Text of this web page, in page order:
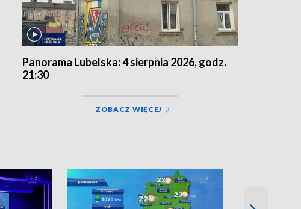
Panorama Lubelska: 4 sierpnia 2026, godz.
21:30
ZOBACZ WIĘCEJ